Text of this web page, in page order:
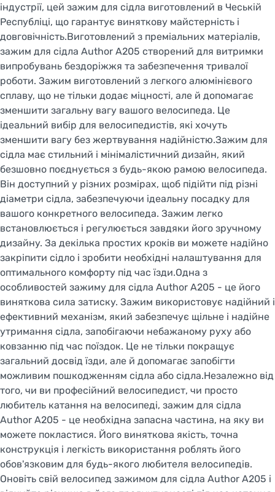
індустрії, цей зажим для сідла виготовлений в Чеській
Республіці, що гарантує виняткову майстерність і
довговічність.Виготовлений з преміальних матеріалів,
зажим для сідла Author A205 створений для витримки
випробувань бездоріжжя та забезпечення тривалої
роботи. Зажим виготовлений з легкого алюмінієвого
сплаву, що не тільки додає міцності, але й допомагає
зменшити загальну вагу вашого велосипеда. Це
ідеальний вибір для велосипедистів, які хочуть
зменшити вагу без жертвування надійністю.Зажим для
сідла має стильний і мінімалістичний дизайн, який
безшовно поєднується з будь-якою рамою велосипеда.
Він доступний у різних розмірах, щоб підійти під різні
діаметри сідла, забезпечуючи ідеальну посадку для
вашого конкретного велосипеда. Зажим легко
встановлюється і регулюється завдяки його зручному
дизайну. За декілька простих кроків ви можете надійно
закріпити сідло і зробити необхідні налаштування для
оптимального комфорту під час їзди.Одна з
особливостей зажиму для сідла Author A205 - це його
виняткова сила затиску. Зажим використовує надійний і
ефективний механізм, який забезпечує щільне і надійне
утримання сідла, запобігаючи небажаному руху або
ковзанню під час поїздок. Це не тільки покращує
загальний досвід їзди, але й допомагає запобігти
можливим пошкодженням сідла або сідла.Незалежно від
того, чи ви професійний велосипедист, чи просто
любитель катання на велосипеді, зажим для сідла
Author A205 - це необхідна запасна частина, на яку ви
можете покластися. Його виняткова якість, точна
конструкція і легкість використання роблять його
обов'язковим для будь-якого любителя велосипедів.
Оновіть свій велосипед зажимом для сідла Author A205 і